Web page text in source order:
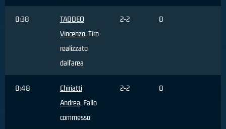
0:38
TADDEO
Vincenzo, Tiro
realizzato
dall'area
2-2 0
0:48
Chiriatti
Andrea, Fallo
commesso
2-2 0